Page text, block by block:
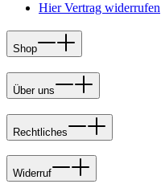
Hier Vertrag widerrufen
Shop
Über uns
Rechtliches
Widerruf